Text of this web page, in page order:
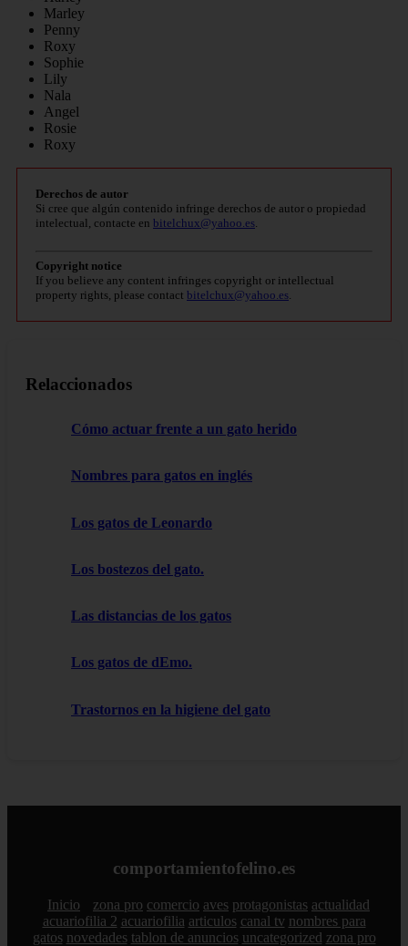
Marley
Penny
Roxy
Sophie
Lily
Nala
Angel
Rosie
Roxy
Derechos de autor
Si cree que algún contenido infringe derechos de autor o propiedad
intelectual, contacte en bitelchux@yahoo.es
Copyright notice
If you believe any content infringes copyright or intellectual
property rights, please contact bitelchux@yahoo.es
Relaccionados
Cómo actuar frente a un gato herido
Nombres para gatos en inglés
Los gatos de Leonardo
Los bostezos del gato.
Las distancias de los gatos
Los gatos de dEmo.
Trastornos en la higiene del gato
comportamientofelino.es
Inicio zona pro comercio aves protagonistas actualidad
acuariofilia 2 acuariofilia articulos canal tv nombres para
gatos novedades tablon de anuncios uncategorized zona pro